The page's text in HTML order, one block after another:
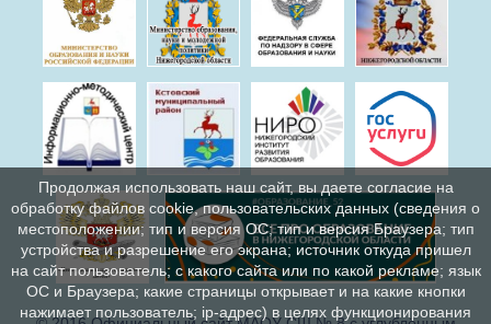
Продолжая использовать наш сайт, вы даете согласие на
обработку файлов cookie, пользовательских данных (сведения о
местоположении; тип и версия ОС; тип и версия Браузера; тип
устройства и разрешение его экрана; источник откуда пришел
на сайт пользователь; с какого сайта или по какой рекламе; язык
ОС и Браузера; какие страницы открывает и на какие кнопки
нажимает пользователь; ip-адрес) в целях функционирования